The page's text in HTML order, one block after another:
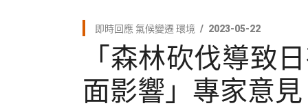
即時回應氣候變遷 環境 2023-05-22
「森林砍伐導致
面影響」專家意見